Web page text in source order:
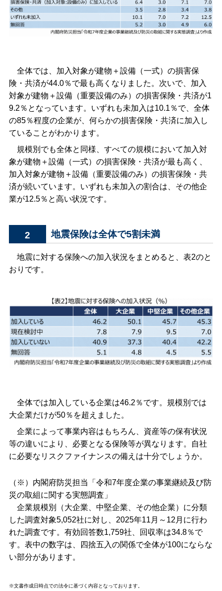
全体では、加入対象が建物＋設備（一式）の損害保
険・共済が44.0％で最も高くなりました。次いで、加入
対象が建物＋設備（重要設備のみ）の損害保険・共済が1
9.2％となっています。いずれも未加入は10.1％で、全体
の85％程度の企業が、何らかの損害保険・共済に加入し
ていることがわかります。
規模別でも全体と同様、すべての規模において加入対
象が建物＋設備（一式）の損害保険・共済が最も高く、
加入対象が建物＋設備（重要設備のみ）の損害保険・共
済が続いています。いずれも未加入の割合は、その他企
業が12.5％と高い状況です。
2 地震保険は全体で5割未満
地震に対する保険への加入状況をまとめると、表2のと
おりです。
全体では加入している企業は46.2％です。規模別では
大企業だけが50％を超えました。
企業によって事業内容はもちろん、資産等の保有状況
等の違いにより、必要となる保険等が異なります。自社
に必要なリスクファイナンスの備えは十分でしょうか。
（※）内閣府防災担当「 令和7年度企業の事業継続及び防
災の取組に関する実態調査 」
企業規模別（大企業、中堅企業、その他企業）に分類
した調査対象5,052社に対し、2025年11月～12月に行わ
れた調査です。有効回答数1,759社、回収率は34.8％で
す。表中の数字は、四捨五入の関係で全体が100にならな
い部分があります。
※文書作成日時点での法令に基づく内容となっております。